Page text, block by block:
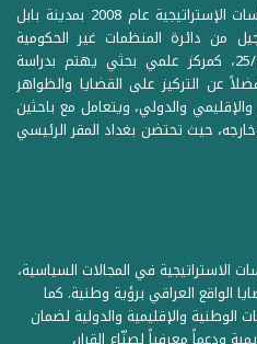
تأسس مركز حمورابي للبحوث والدراسات الإستراتيجية عام 2008 بمدينة بابل
من دائرة المنظمات غير الحكومية
المرقمة ((1Z71874 بتاريخ 25/12/2012، كمركز علمي بحثي يهتم بدراسة
عن التركيز على القضايا والظواهر
والدولي، ويتعامل مع باحثين
حيث تحتضن بغداد المقر الرئيسي
الاستراتيجية في المجالات السياسية،
الواقع العراقي برؤية وطنية. كما
والإقليمية والدولية لضمان